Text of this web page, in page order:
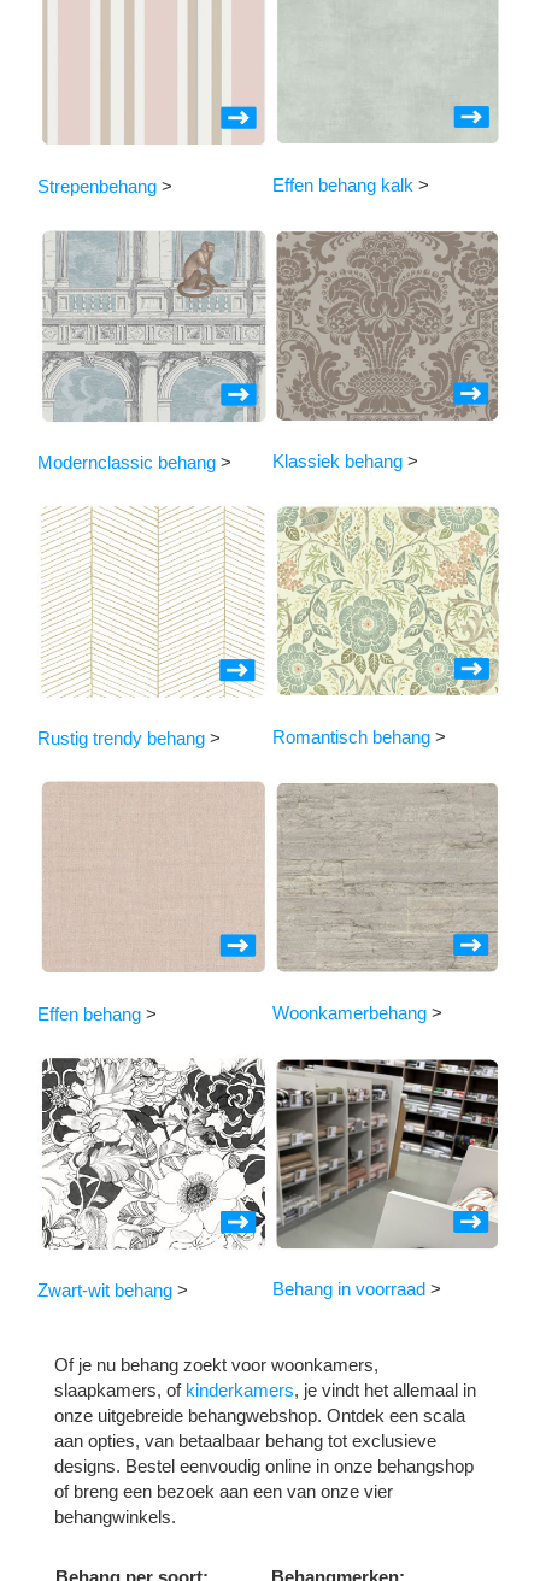
Strepenbehang > Effen behang kalk >
Modernclassic behang > Klassiek behang >
Rustig trendy behang > Romantisch behang >
Effen behang > Woonkamerbehang >
Zwart-wit behang > Behang in voorraad >
Of je nu behang zoekt voor woonkamers,
slaapkamers, of kinderkamers, je vindt het allemaal in
onze uitgebreide behangwebshop. Ontdek een scala
aan opties, van betaalbaar behang tot exclusieve
designs. Bestel eenvoudig online in onze behangshop
of breng een bezoek aan een van onze vier
behangwinkels.
Behang per soort:
Behangmerken: